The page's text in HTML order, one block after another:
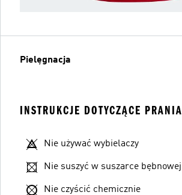
Pielęgnacja
INSTRUKCJE DOTYCZĄCE PRANIA
Nie używać wybielaczy
Nie suszyć w suszarce bębnowej
Nie czyścić chemicznie